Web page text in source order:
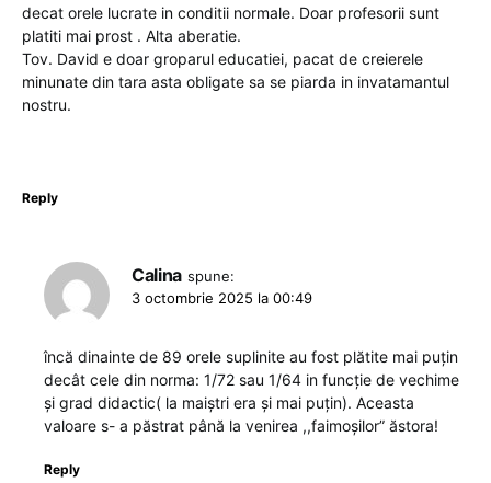
decat orele lucrate in conditii normale. Doar profesorii sunt
platiti mai prost . Alta aberatie.
Tov. David e doar groparul educatiei, pacat de creierele
minunate din tara asta obligate sa se piarda in invatamantul
nostru.
Reply
Calina spune:
3 octombrie 2025 la 00:49
încă dinainte de 89 orele suplinite au fost plătite mai puțin
decât cele din norma: 1/72 sau 1/64 in funcție de vechime
și grad didactic( la maiștri era și mai puțin). Aceasta
valoare s- a păstrat până la venirea ,,faimoșilor” ăstora!
Reply